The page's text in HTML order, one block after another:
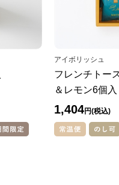
アイボリッシュ
フレンチトー
＆レモン6個入
1,404円